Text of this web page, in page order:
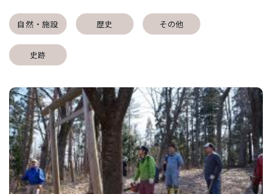
自然・施設 歴史 その他
史跡